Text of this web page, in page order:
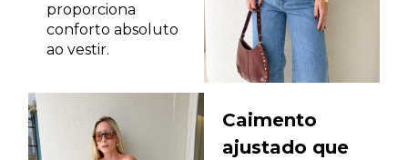
proporciona
conforto absoluto
ao vestir.
Caimento
ajustado que